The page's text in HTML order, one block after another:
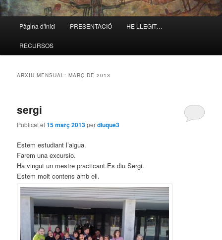
Aneu
al
Aneu
al
Pàgina d'inici PRESENTACIÓ HE LLEGIT…
RECURSOS
ARXIU MENSUAL:MARÇ DE 2013
sergi
Publicat el15 març 2013perdluque3
Estem estudiant l’aigua.
Farem una excursio.
Ha vingut un mestre practicant.Es diu Sergi.
Estem molt contens amb ell.